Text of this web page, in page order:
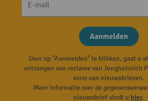
E-mail
Aanmelden
Door op "Aanmelden" te klikken, gaat u
ontvangen van reclame van Jungheinrich
vorm van nieuwsbrieven.
Meer informatie over de
nieuwsbrief vindt u hier.